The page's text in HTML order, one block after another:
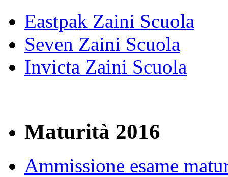
Eastpak Zaini Scuola
Seven Zaini Scuola
Invicta Zaini Scuola
Maturità 2016
Ammissione esame